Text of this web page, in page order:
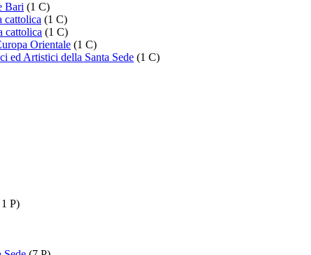
Bari (1 C)
cattolica (1 C)
cattolica (1 C)
Orientale (1 C)
ed Artistici della Santa Sede (1 C)
P)